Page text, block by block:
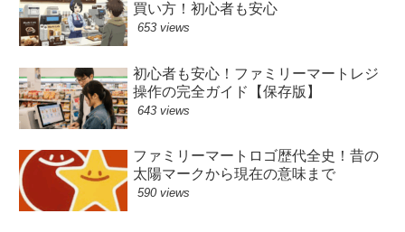
買い方！初心者も安心
653 views
初心者も安心！ファミリーマートレジ
操作の完全ガイド【保存版】
643 views
ファミリーマートロゴ歴代全史！昔の
太陽マークから現在の意味まで
590 views